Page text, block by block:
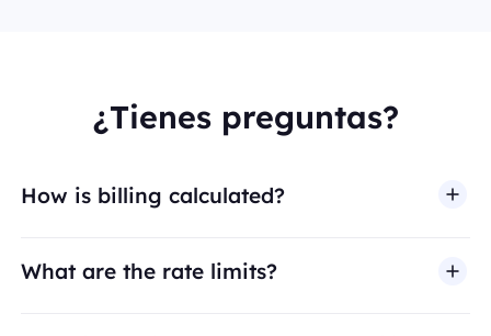
¿Tienes preguntas?
How is billing calculated?
What are the rate limits?